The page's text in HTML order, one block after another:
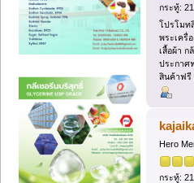
กระทู้:
โปรโมท
พระเครื่
เสื้อผ้า ก
ประกาศ
สินค้าฟรี
Hero
กระทู้: